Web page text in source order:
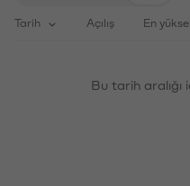
Tarih Açılış En
Bu tarih aralığı